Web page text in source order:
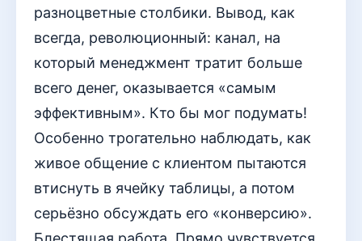
разноцветные столбики. Вывод, как
всегда, революционный: канал, на
который менеджмент тратит больше
всего денег, оказывается «самым
эффективным». Кто бы мог подумать!
Особенно трогательно наблюдать, как
живое общение с клиентом пытаются
втиснуть в ячейку таблицы, а потом
серьёзно обсуждать его «конверсию».